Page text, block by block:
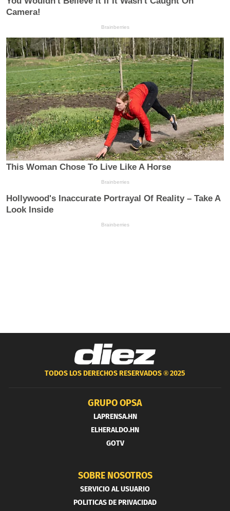
TODOS LOS DERECHOS RESERVADOS ®2025
GRUPO OPSA
LAPRENSA.HN
ELHERALDO.HN
GOTV
SOBRE NOSOTROS
SERVICIO AL USUARIO
POLITICAS DE PRIVACIDAD